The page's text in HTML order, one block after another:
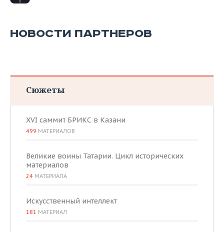
НОВОСТИ ПАРТНЕРОВ
Сюжеты
XVI саммит БРИКС в Казани
499 МАТЕРИАЛОВ
Великие воины Татарии. Цикл исторических
материалов
24 МАТЕРИАЛА
Искусственный интеллект
181 МАТЕРИАЛ